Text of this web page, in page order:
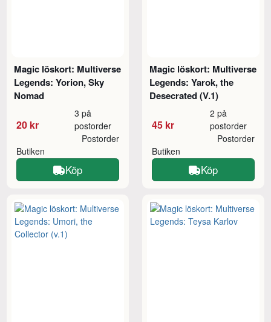
Magic löskort: Multiverse
Legends: Yorion, Sky
Nomad
20 kr
3 på
postorder
Butiken
Postorder
Köp
Magic löskort: Multiverse
Legends: Yarok, the
Desecrated (V.1)
45 kr
2 på
postorder
Butiken
Postorder
Köp